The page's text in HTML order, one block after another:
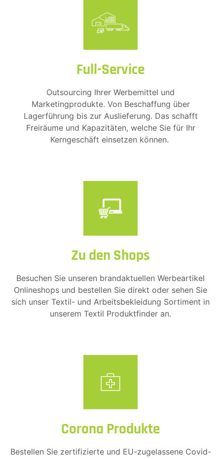
Full-Service
Outsourcing Ihrer Werbemittel und
Marketingprodukte. Von Beschaffung über
Lagerführung bis zur Auslieferung. Das schafft
Freiräume und Kapazitäten, welche Sie für Ihr
Kerngeschäft einsetzen können.
Zu den Shops
Besuchen Sie unseren brandaktuellen Werbeartikel
Onlineshops und bestellen Sie direkt oder sehen Sie
sich unser Textil- und Arbeitsbekleidung Sortiment in
unserem Textil Produktfinder an.
Corona Produkte
Bestellen Sie zertifizierte und EU-zugelassene Covid-